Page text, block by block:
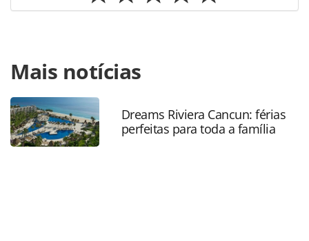
https://www.panrotas.com.br/mercado/eventos/2019/12/
uma-viagem-segura-pagando-menos-para-o-cliente-curtir-
as-ferias_169920.html ou as ferramentas oferecidas na
página. Todo o conteúdo produzido pela PANROTAS
Editora é protegido pela legislação brasileira sobre direito
autoral. Não reproduza o conteúdo sem autorização da
Mais notícias
Dreams Riviera Cancun: férias
perfeitas para toda a família